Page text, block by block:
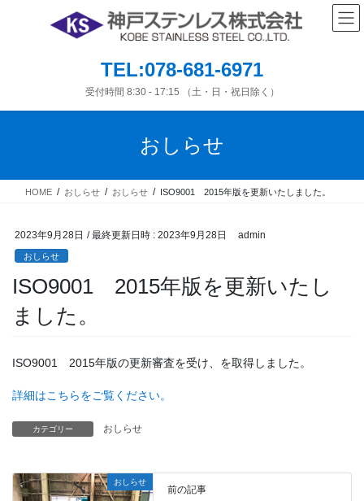
ス
ン
TEL:078-681-6971
受付時間 8:30 - 17:15 （土・日・祝日除く）
おしらせ
HOME おしらせ おしらせ ISO9001 2015年版を更新いたしました。
2023年9月28日 / 最終更新日時 : 2023年9月28日 admin
おしらせ
ISO9001 2015年版を更新いたし
ました。
ISO9001 2015年版の更新審査を受け、を取得しました。
詳細はこちらをご覧ください。
カテゴリー おしらせ
おしらせ
前の記事